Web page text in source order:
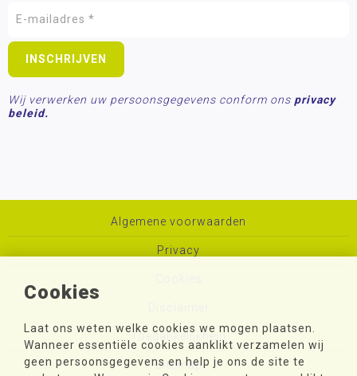
Cookies
Laat ons weten welke cookies we mogen plaatsen.
Wanneer essentiële cookies aanklikt verzamelen wij
geen persoonsgegevens en help je ons de site te
Wij verwerken uw persoonsgegevens conform ons privacy
beleid.
Algemene voorwaarden
Privacy
Toegankelijkheid
Sitemap